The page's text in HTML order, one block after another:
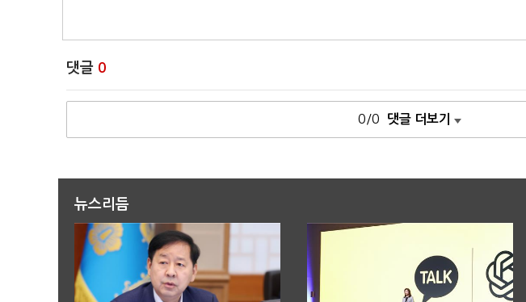
댓글 0
0/0 댓글 더보기
뉴스리듬